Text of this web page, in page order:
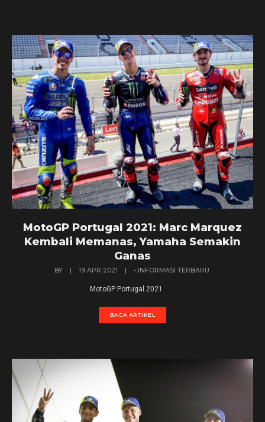
MotoGP Portugal 2021: Marc Marquez
Kembali Memanas, Yamaha Semakin
Ganas
BY | 19 APR 2021 | - INFORMASI TERBARU
MotoGP Portugal 2021
BACA ARTIKEL